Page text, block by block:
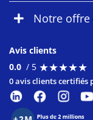
Notre offre
Avis clients
0.0 / 5 ★★★★★
★★★★★
0 avis clients certifiés